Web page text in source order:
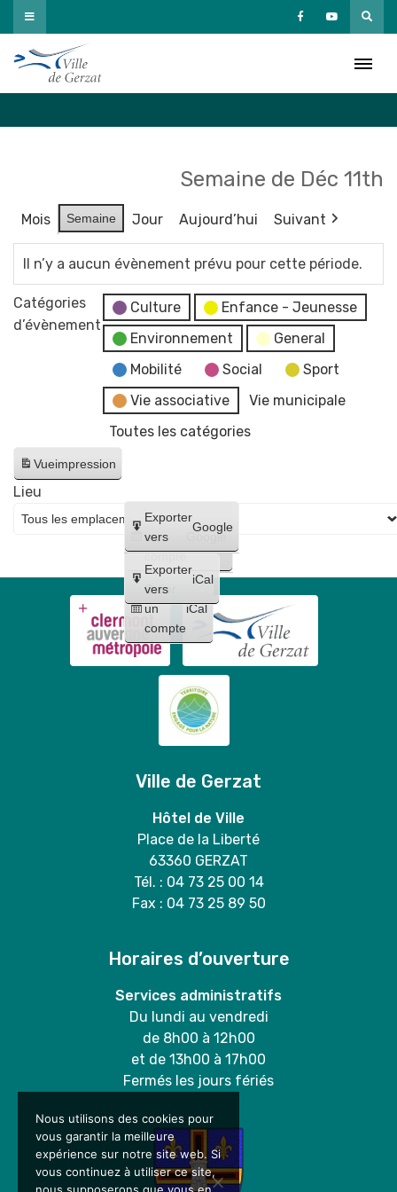
Passer
au
contenu
Semaine de Déc 11th
Mois Semaine Jour Aujourd’hui Suivant
Il n’y a aucun évènement prévu pour cette période.
Catégories
d’évènement
Culture
Enfance - Jeunesse
Environnement
General
Mobilité
Social
Sport
Vie associative
Vie municipale
Toutes les catégories
Vueimpression
Créer
un
compte
Google
Créer
un
compte
iCal
Exporter
vers
Google
Exporter
vers
iCal
Lieu
Ville de Gerzat
Hôtel de Ville
Place de la Liberté
63360 GERZAT
Tél. : 04 73 25 00 14
Fax : 04 73 25 89 50
Horaires d’ouverture
Services administratifs
Du lundi au vendredi
de 8h00 à 12h00
et de 13h00 à 17h00
Fermés les jours fériés
Nous utilisons des cookies pour
vous garantir la meilleure
expérience sur notre site web. Si
vous continuez à utiliser ce site,